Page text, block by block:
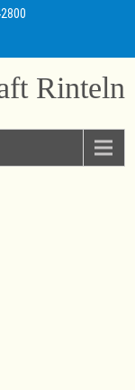
Rinteln